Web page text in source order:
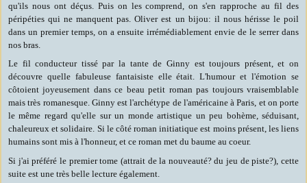
qu'ils nous ont déçus. Puis on les comprend, on s'en rapproche au fil des
péripéties qui ne manquent pas. Oliver est un bijou: il nous hérisse le poil
dans un premier temps, on a ensuite irrémédiablement envie de le serrer dans
nos bras.
Le fil conducteur tissé par la tante de Ginny est toujours présent, et on
découvre quelle fabuleuse fantaisiste elle était. L'humour et l'émotion se
côtoient joyeusement dans ce beau petit roman pas toujours vraisemblable
mais très romanesque. Ginny est l'archétype de l'américaine à Paris, et on porte
le même regard qu'elle sur un monde artistique un peu bohème, séduisant,
chaleureux et solidaire. Si le côté roman initiatique est moins présent, les liens
humains sont mis à l'honneur, et ce roman met du baume au coeur.
Si j'ai préféré le premier tome (attrait de la nouveauté? du jeu de piste?), cette
suite est une très belle lecture également.